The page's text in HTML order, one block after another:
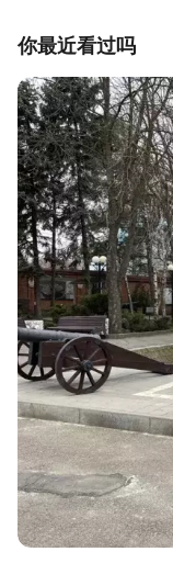
你最近看过吗